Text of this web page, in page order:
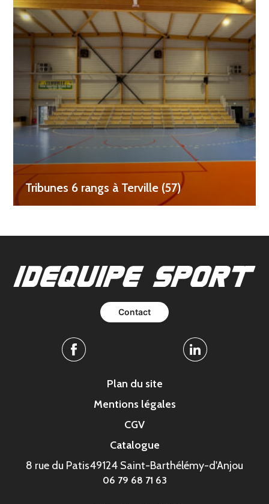
Tribunes 6 rangs à Terville (57)
Contact
Facebook Linkedin
Plan du site
Mentions légales
CGV
Catalogue
8 rue du Patis49124 Saint-Barthélémy-d'Anjou
06 79 68 71 63